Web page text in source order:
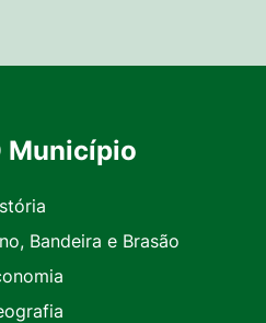
Município
Bandeira e Brasão